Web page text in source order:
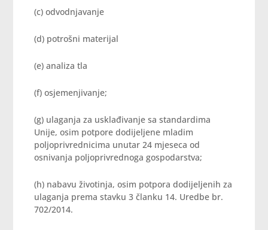
(c) odvodnjavanje
(d) potrošni materijal
(e) analiza tla
(f) osjemenjivanje;
(g) ulaganja za usklađivanje sa standardima
Unije, osim potpore dodijeljene mladim
poljoprivrednicima unutar 24 mjeseca od
osnivanja poljoprivrednoga gospodarstva;
(h) nabavu životinja, osim potpora dodijeljenih za
ulaganja prema stavku 3 članku 14. Uredbe br.
702/2014.